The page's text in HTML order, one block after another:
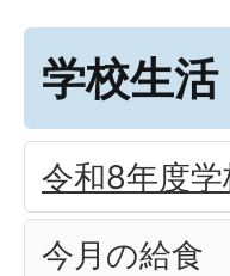
学校生活
令和8年度
今月の給食